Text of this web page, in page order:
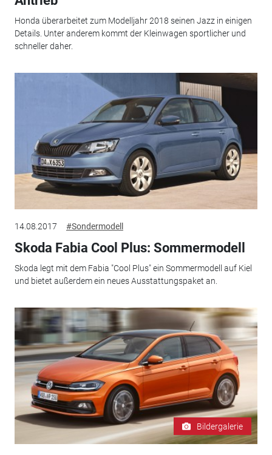
Honda überarbeitet zum Modelljahr 2018 seinen Jazz in einigen
Details. Unter anderem kommt der Kleinwagen sportlicher und
schneller daher.
14.08.2017 #Sondermodell
Skoda Fabia Cool Plus: Sommermodell
Skoda legt mit dem Fabia "Cool Plus" ein Sommermodell auf Kiel
und bietet außerdem ein neues Ausstattungspaket an.
Bildergalerie